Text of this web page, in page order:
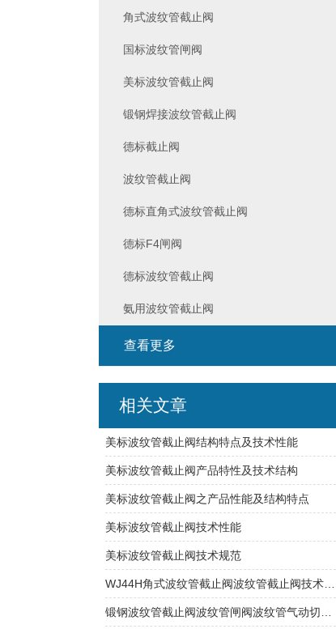
角式波纹管截止阀
国标波纹管闸阀
美标波纹管截止阀
锻钢焊接波纹管截止阀
德标截止阀
波纹管截止阀
德标直角式波纹管截止阀
德标F4闸阀
德标波纹管截止阀
氨用波纹管截止阀
查看更多
相关文章
美标波纹管截止阀结构特点及技术性能
美标波纹管截止阀产品特性及技术结构
美标波纹管截止阀之产品性能及结构特点
美标波纹管截止阀技术性能
美标波纹管截止阀技术规范
WJ44H角式波纹管截止阀波纹管截止阀技术参数